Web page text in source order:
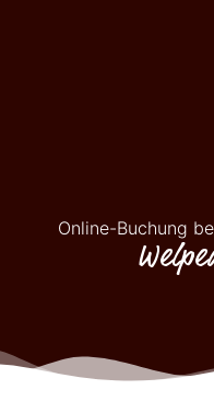
Online-Buchung